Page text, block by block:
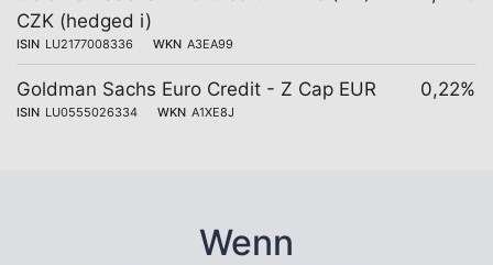
CZK (hedged i)
ISIN LU2177008336 WKN A3EA99
Goldman Sachs Euro Credit - Z Cap EUR
ISIN LU0555026334 WKN A1XE8J
0,22%
Wenn